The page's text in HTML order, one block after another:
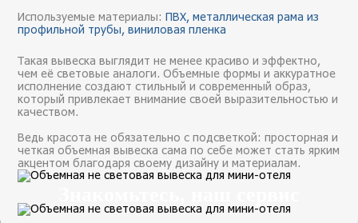
Используемые материалы: ПВХ, металлическая рама из
профильной трубы, виниловая пленка
Такая вывеска выглядит не менее красиво и эффектно,
чем её световые аналоги. Объемные формы и аккуратное
исполнение создают стильный и современный образ,
который привлекает внимание своей выразительностью и
качеством.
Ведь красота не обязательно с подсветкой: просторная и
четкая объемная вывеска сама по себе может стать ярким
акцентом благодаря своему дизайну и материалам.